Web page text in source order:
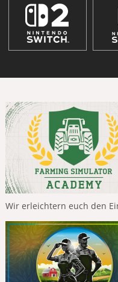
Wir erleichtern euch den